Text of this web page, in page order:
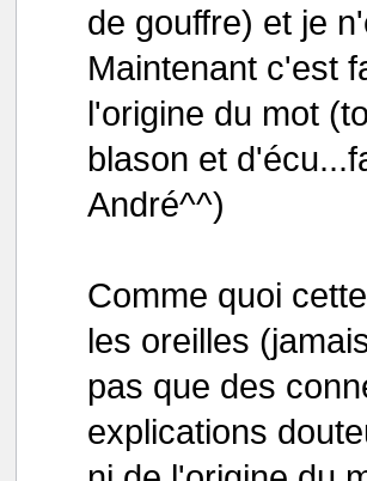
de gouffre) et je
Maintenant c'est
l'origine du mot
blason et
André^^)
Comme quoi
les oreilles
pas que des
explications